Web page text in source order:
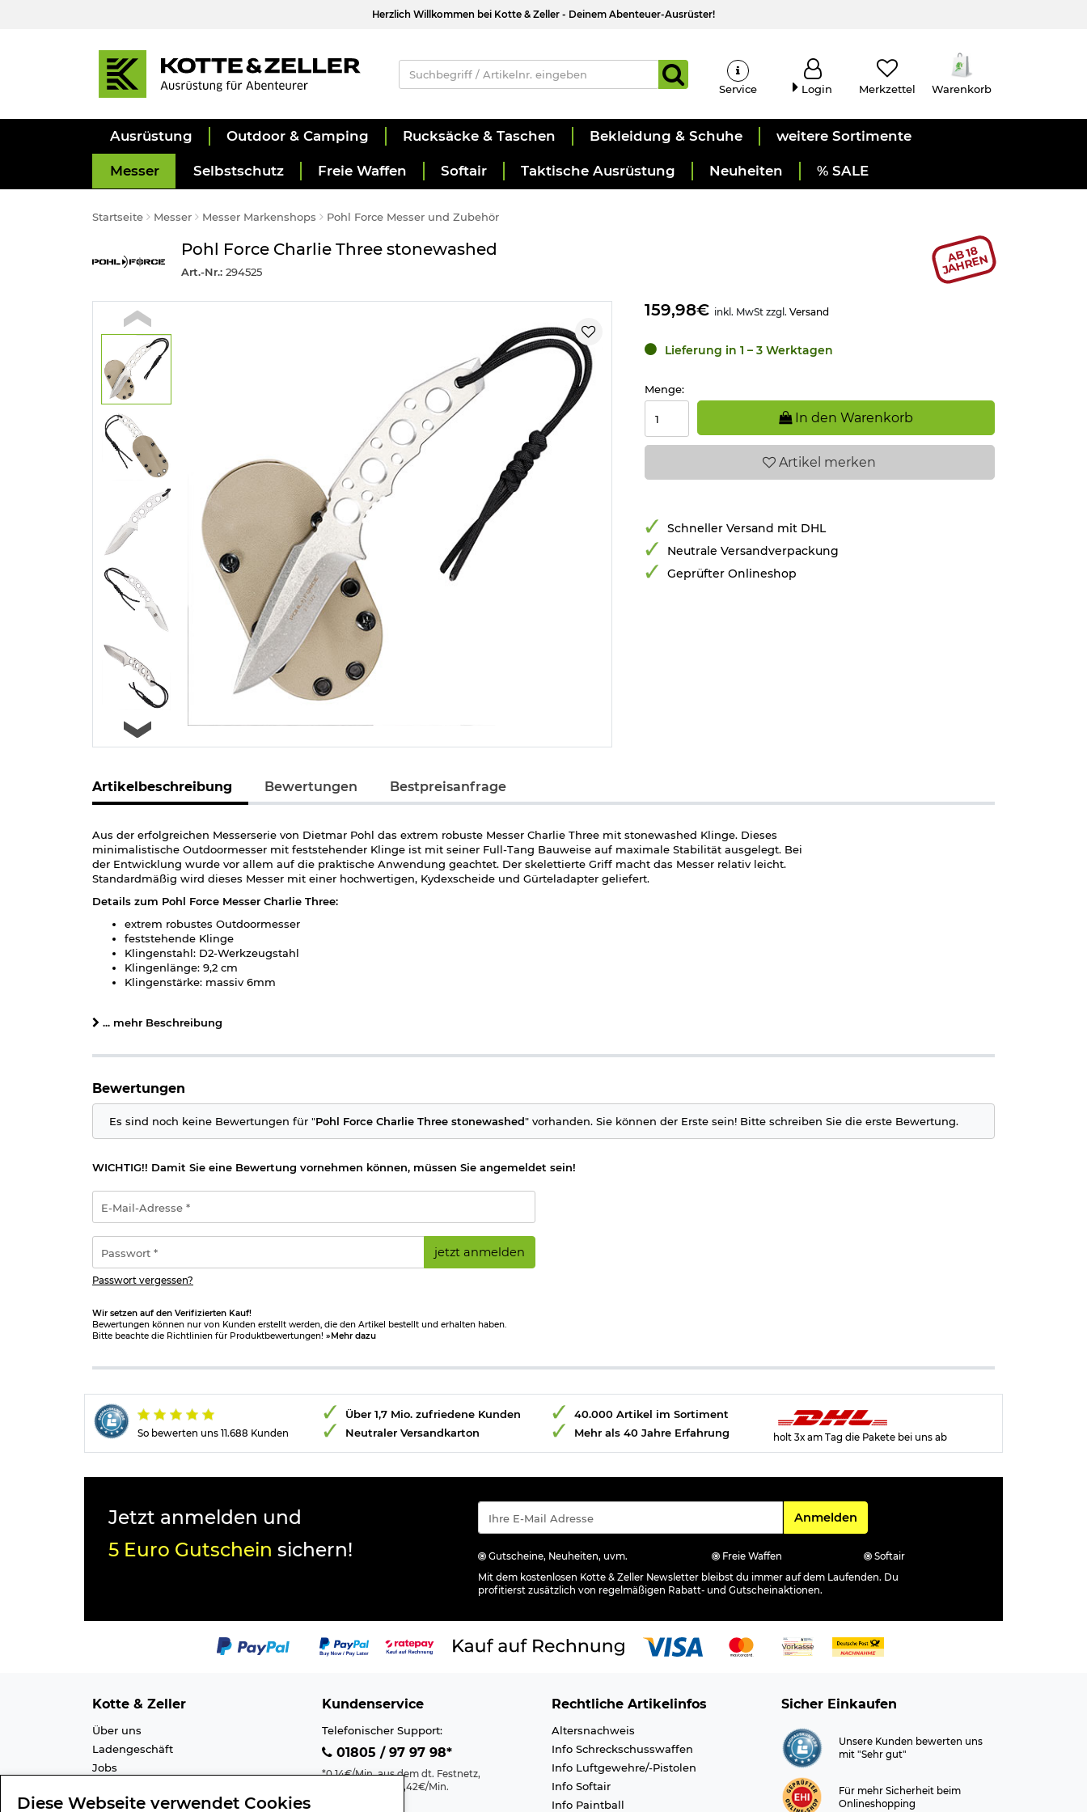
Diese Webseite verwendet Cookies
Herzlich Willkommen bei Kotte & Zeller - Deinem Abenteuer-Ausrüster!
Service Login Merkzettel Warenkorb
Ausrüstung Outdoor & Camping Rucksäcke & Taschen Bekleidung & Schuhe weitere Sortimente
Messer Selbstschutz Freie Waffen Softair Taktische Ausrüstung Neuheiten % SALE
Startseite Messer Messer Markenshops Pohl Force Messer und Zubehör
Pohl Force Charlie Three stonewashed
Art.-Nr.: 294525
AB 18
JAHREN
159,98€ inkl. MwSt zzgl. Versand
Lieferung in 1 – 3 Werktagen
Menge:
In den Warenkorb
Artikel merken
Schneller Versand mit DHL
Neutrale Versandverpackung
Geprüfter Onlineshop
Artikelbeschreibung Bewertungen Bestpreisanfrage
Aus der erfolgreichen Messerserie von Dietmar Pohl das extrem robuste Messer Charlie Three mit stonewashed Klinge. Dieses
minimalistische Outdoormesser mit feststehender Klinge ist mit seiner Full-Tang Bauweise auf maximale Stabilität ausgelegt. Bei
der Entwicklung wurde vor allem auf die praktische Anwendung geachtet. Der skelettierte Griff macht das Messer relativ leicht.
Standardmäßig wird dieses Messer mit einer hochwertigen, Kydexscheide und Gürteladapter geliefert.
Details zum Pohl Force Messer Charlie Three:
extrem robustes Outdoormesser
feststehende Klinge
Klingenstahl: D2-Werkzeugstahl
Klingenlänge: 9,2 cm
Klingenstärke: massiv 6mm
Gewicht: 148 g
Marke: Pohl Force
Wichtige waffenrechtliche Informationen: Artikel frei ab 18 Jahren - Dieser Artikel kann nur versendet werden, wenn Sie uns einen
Altersnachweiszusenden, sofern uns dieser noch nicht vorliegt. (bitte den Link:
Bestimmte Messer dürfen nicht überall geführt werden, deshalb beachten Sie bitte folgendenInformationslinküber das
Schnittverletzungen: Die häufigste Gefahr bei der Verwendung von Messern ist das Risiko von Schnittverletzungen. Scharfe
Klingen können schnell durch Haut und Gewebe dringen.
Abrutschen des Messers: Ein unsachgemäßes oder zu starkes Drücken kann dazu führen, dass das Messer abrutscht und
unkontrollierte Bewegungen entstehen, die Verletzungen verursachen können.
Verletzungen durch Stürze: Messer sollten niemals ungesichert oder in der Nähe von Tischkanten abgelegt werden, um zu
verhindern, dass sie herunterfallen und jemanden verletzen.
Stumpfe Messer: Stumpfe Messer stellen ein größeres Verletzungsrisiko dar, da sie mehr Kraft erfordern und leichter
abrutschen können. Messer sollten daher regelmäßig sachgemäß nachgeschärft werden.
Herstellerinformationen
... mehr Beschreibung
Bewertungen
Es sind noch keine Bewertungen für "Pohl Force Charlie Three stonewashed" vorhanden. Sie können der Erste sein! Bitte schreiben Sie die erste Bewertung.
WICHTIG!! Damit Sie eine Bewertung vornehmen können, müssen Sie angemeldet sein!
Mail-
Adresse
*
jetzt anmelden
Passwort vergessen?
Wir setzen auf den Verifizierten Kauf!
Bewertungen können nur von Kunden erstellt werden, die den Artikel bestellt und erhalten haben.
Bitte beachte die Richtlinien für Produktbewertungen! »Mehr dazu
So bewerten uns 11.688 Kunden
Über 1,7 Mio. zufriedene Kunden
Neutraler Versandkarton
40.000 Artikel im Sortiment
Mehr als 40 Jahre Erfahrung
holt 3x am Tag die Pakete bei uns ab
Jetzt anmelden und
5 Euro Gutschein sichern!
Für den Newsletter
Anmelden
Gutscheine, Neuheiten, uvm. Freie Waffen
Softair
Mit dem kostenlosen Kotte & Zeller Newsletter bleibst du immer auf dem Laufenden. Du
profitierst zusätzlich von regelmäßigen Rabatt- und Gutscheinaktionen.
Kotte & Zeller
Über uns
Ladengeschäft
Jobs
Datenschutz
Kundenservice
Telefonischer Support:
01805 / 97 97 98*
*0,14€/Min. aus dem dt. Festnetz,
Mobilfunk max. 0,42€/Min.
Rechtliche Artikelinfos
Altersnachweis
Info Schreckschusswaffen
Info Luftgewehre/-Pistolen
Info Softair
Info Paintball
Sicher Einkaufen
Unsere Kunden bewerten uns
mit "Sehr gut"
Für mehr Sicherheit beim
Onlineshopping